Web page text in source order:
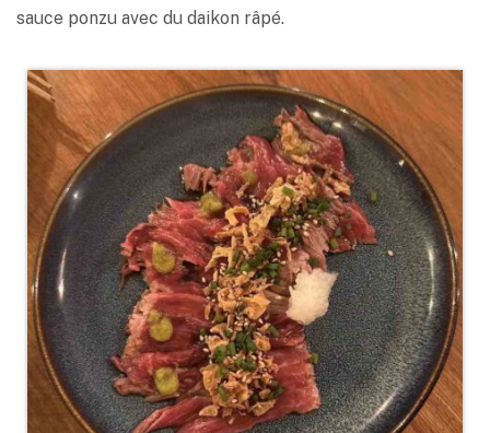
sauce ponzu avec du daikon râpé.